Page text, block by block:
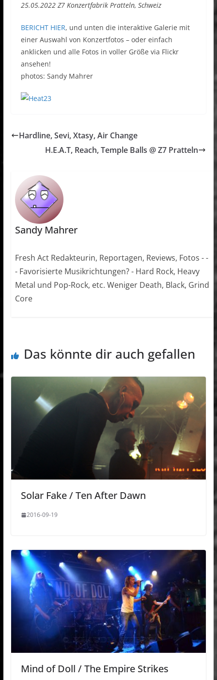
25.05.2022 Z7 Konzertfabrik Pratteln, Schweiz
BERICHT HIER, und unten die interaktive Galerie mit
einer Auswahl von Konzertfotos – oder einfach
anklicken und alle Fotos in voller Größe via Flickr
ansehen!
photos: Sandy Mahrer
Hardline, Sevi, Xtasy, Air Change
H.E.A.T, Reach, Temple Balls @ Z7 Pratteln
Sandy Mahrer
Fresh Act Redakteurin, Reportagen, Reviews, Fotos - -
- Favorisierte Musikrichtungen? - Hard Rock, Heavy
Metal und Pop-Rock, etc. Weniger Death, Black, Grind
Core
Das könnte dir auch gefallen
Solar Fake / Ten After Dawn
2016-09-19
Mind of Doll / The Empire Strikes